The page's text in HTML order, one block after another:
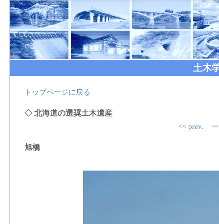
土木
トップページに戻る
◇ 北海道の選奨土木遺産
<< prev.
旭橋